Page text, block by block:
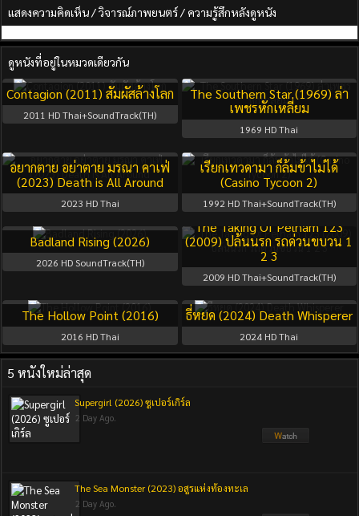
แสดงความคิดเห็น / วิจารณ์ภาพยนตร์ / ความรู้สึกหลังดูหนัง
ดูหนังที่อยู่ในหมวดเดียวกัน
Contagion (2011) สัมผัสล้างโลก
2011 HD Thai+SoundTrack(TH)
The Southern Star (1969) ล่า
เพชรหักเหลี่ยม
1969 HD Thai
อยากตาย อย่าตาย มรณา คาเฟ่
(2023) Death is All Around
2023 HD Thai
เรียกเทวดามา ก็ล้มข้าไม่ได้
(Casino Tycoon 2)
1992 HD Thai+SoundTrack(TH)
Badland Rising (2026)
2026 HD SoundTrack(TH)
The Taking Of Pelham 123
(2009) ปล้นนรก รถด่วนขบวน 1
2 3
2009 HD Thai+SoundTrack(TH)
The Hollow Point (2016)
2016 HD Thai
ธี่หยด (2024) Death Whisperer
2024 HD Thai
5 หนังใหม่ล่าสุด
Supergirl (2026) ซูเปอร์เกิร์ล
2 Day Ago.
The Sea Monster (2023) อสูรแห่งท้องทะเล
2 Day Ago.